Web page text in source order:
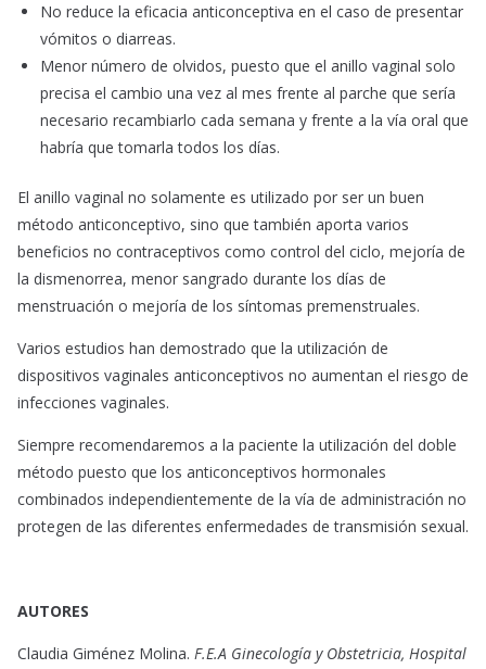
No reduce la eficacia anticonceptiva en el caso de presentar
vómitos o diarreas.
Menor número de olvidos, puesto que el anillo vaginal solo
precisa el cambio una vez al mes frente al parche que sería
necesario recambiarlo cada semana y frente a la vía oral que
habría que tomarla todos los días.
El anillo vaginal no solamente es utilizado por ser un buen
método anticonceptivo, sino que también aporta varios
beneficios no contraceptivos como control del ciclo, mejoría de
la dismenorrea, menor sangrado durante los días de
menstruación o mejoría de los síntomas premenstruales.
Varios estudios han demostrado que la utilización de
dispositivos vaginales anticonceptivos no aumentan el riesgo de
infecciones vaginales.
Siempre recomendaremos a la paciente la utilización del doble
método puesto que los anticonceptivos hormonales
combinados independientemente de la vía de administración no
protegen de las diferentes enfermedades de transmisión sexual.
AUTORES
Claudia Giménez Molina. F.E.A Ginecología y Obstetricia, Hospital